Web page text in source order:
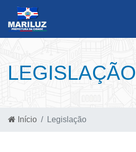
LEGISLAÇÃO
Início Legislação